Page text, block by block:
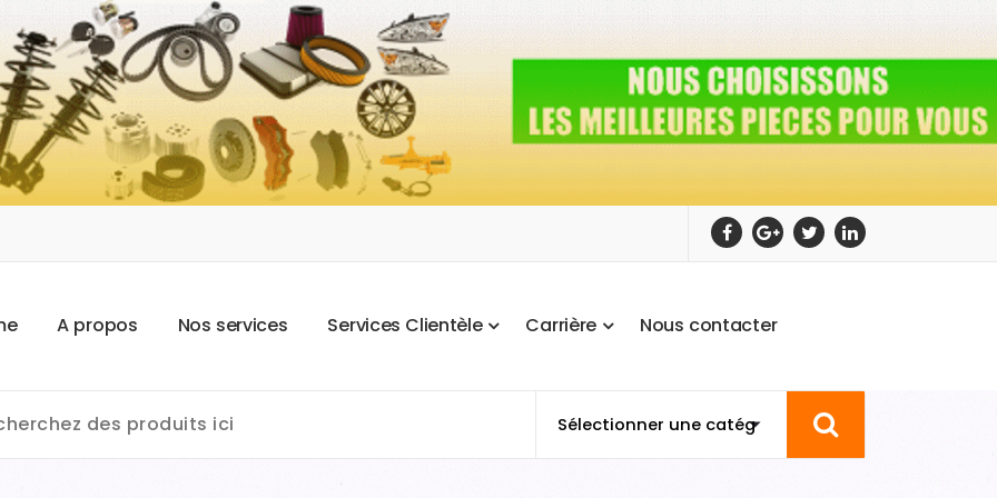
e A propos Nos services Services Clientèle Carrière Nous contacter